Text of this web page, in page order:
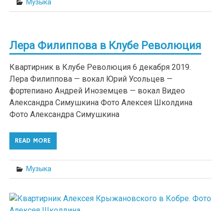
Музыка
Лера Филиппова в Клубе Революция
Квартирник в Клубе Революция 6 декабря 2019.
Лера Филиппова — вокал Юрий Усольцев —
фортепиано Андрей Иноземцев — вокал Видео
Александра Симушкина Фото Алексея Школдина
Фото Александра Симушкина
READ MORE
Музыка